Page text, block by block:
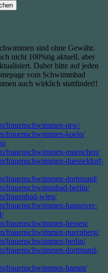
sind ohne Gewähr.
nicht 100%tig aktuell, aber
Daher bitte auf jeden
vom Schwimmbad
auch wirklich stattfindet!!
frauenschwimmen-nrw/
frauenschwimmen-koeln/
frauenschwimmen-muenchen/
frauenschwimmen-duesseldorf-
frauenschwimmen-dortmund/
frauenschwimmbad-berlin/
frauenbad-wien/
frauenschwimmen-hannover-
frauenschwimmen-hessen/
frauenschwimmen-nuernberg/
frauenschwimmen-berlin/
frauenschwimmen-dortmund-
frauenschwimmen-hamm/